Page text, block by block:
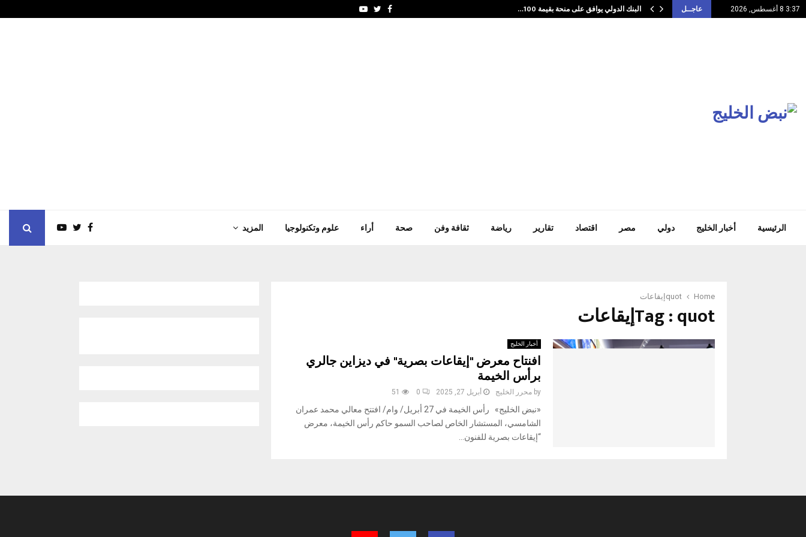
3:37 8 أغسطس, 2026 عاجــل البنك الدولي يوافق على منحة بقيمة 100… Facebook
Twitter
Youtube
الرئيسية أخبار الخليج دولي مصر اقتصاد تقارير رياضة ثقافة وفن صحة أراء علوم وتكنولوجيا المزيد
Home quotإيقاعات
Tag : quotإيقاعات
أخبار الخليج
افنتاح معرض "إيقاعات بصرية" في ديزاين جالري
برأس الخيمة
by محرر الخليج أبريل 27, 2025 0
51
«نبض الخليج» رأس الخيمة في 27 أبريل/ وام/ افتتح معالي محمد عمران
الشامسي، المستشار الخاص لصاحب السمو حاكم رأس الخيمة، معرض
“إيقاعات بصرية للفنون...